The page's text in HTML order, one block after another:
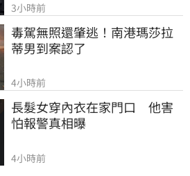
3小時前
毒駕無照還肇逃！南港瑪莎拉
蒂男到案認了
4小時前
長髮女穿內衣在家門口　他害
怕報警真相曝
4小時前